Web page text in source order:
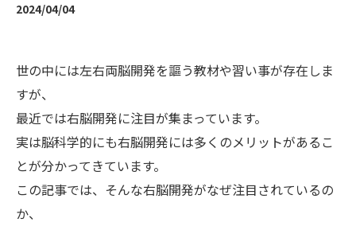
2024/04/04
世の中には左右両脳開発を謳う教材や習い事が存在しま
すが、
最近では右脳開発に注目が集まっています。
実は脳科学的にも右脳開発には多くのメリットがあるこ
とが分かってきています。
この記事では、そんな右脳開発がなぜ注目されているの
か、